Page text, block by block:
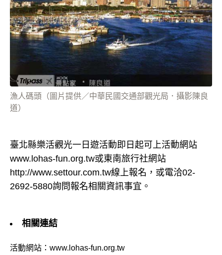
漁人碼頭（圖片提供／中華民國交通部觀光局．攝影陳良
道）
臺北縣樂活觀光一日遊活動即日起可上活動網站
www.lohas-fun.org.tw或東南旅行社網站
http://www.settour.com.tw線上報名，或電洽02-
2692-5880詢問報名相關資訊事宜。
相關連結
活動網站： www.lohas-fun.org.tw